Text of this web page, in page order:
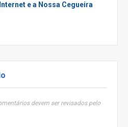
e a Nossa Cegueira
devem ser revisados pelo